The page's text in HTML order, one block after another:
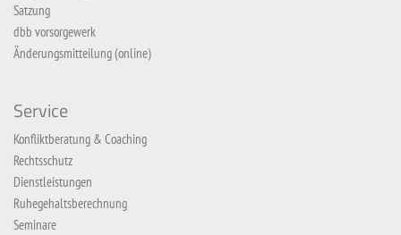
Satzung
dbb vorsorgewerk
Änderungsmitteilung (online)
Service
Konfliktberatung & Coaching
Rechtsschutz
Dienstleistungen
Ruhegehaltsberechnung
Seminare